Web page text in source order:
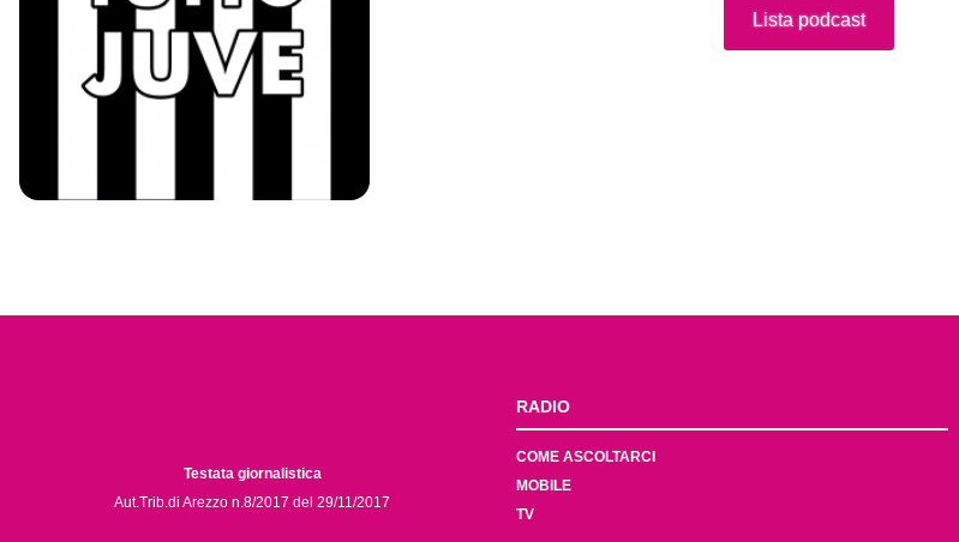
Lista podcast
Testata giornalistica
Aut.Trib.di Arezzo n.8/2017 del 29/11/2017
RADIO
COME ASCOLTARCI
MOBILE
TV